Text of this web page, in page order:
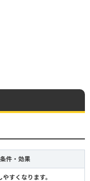
件・効果
すくなります。